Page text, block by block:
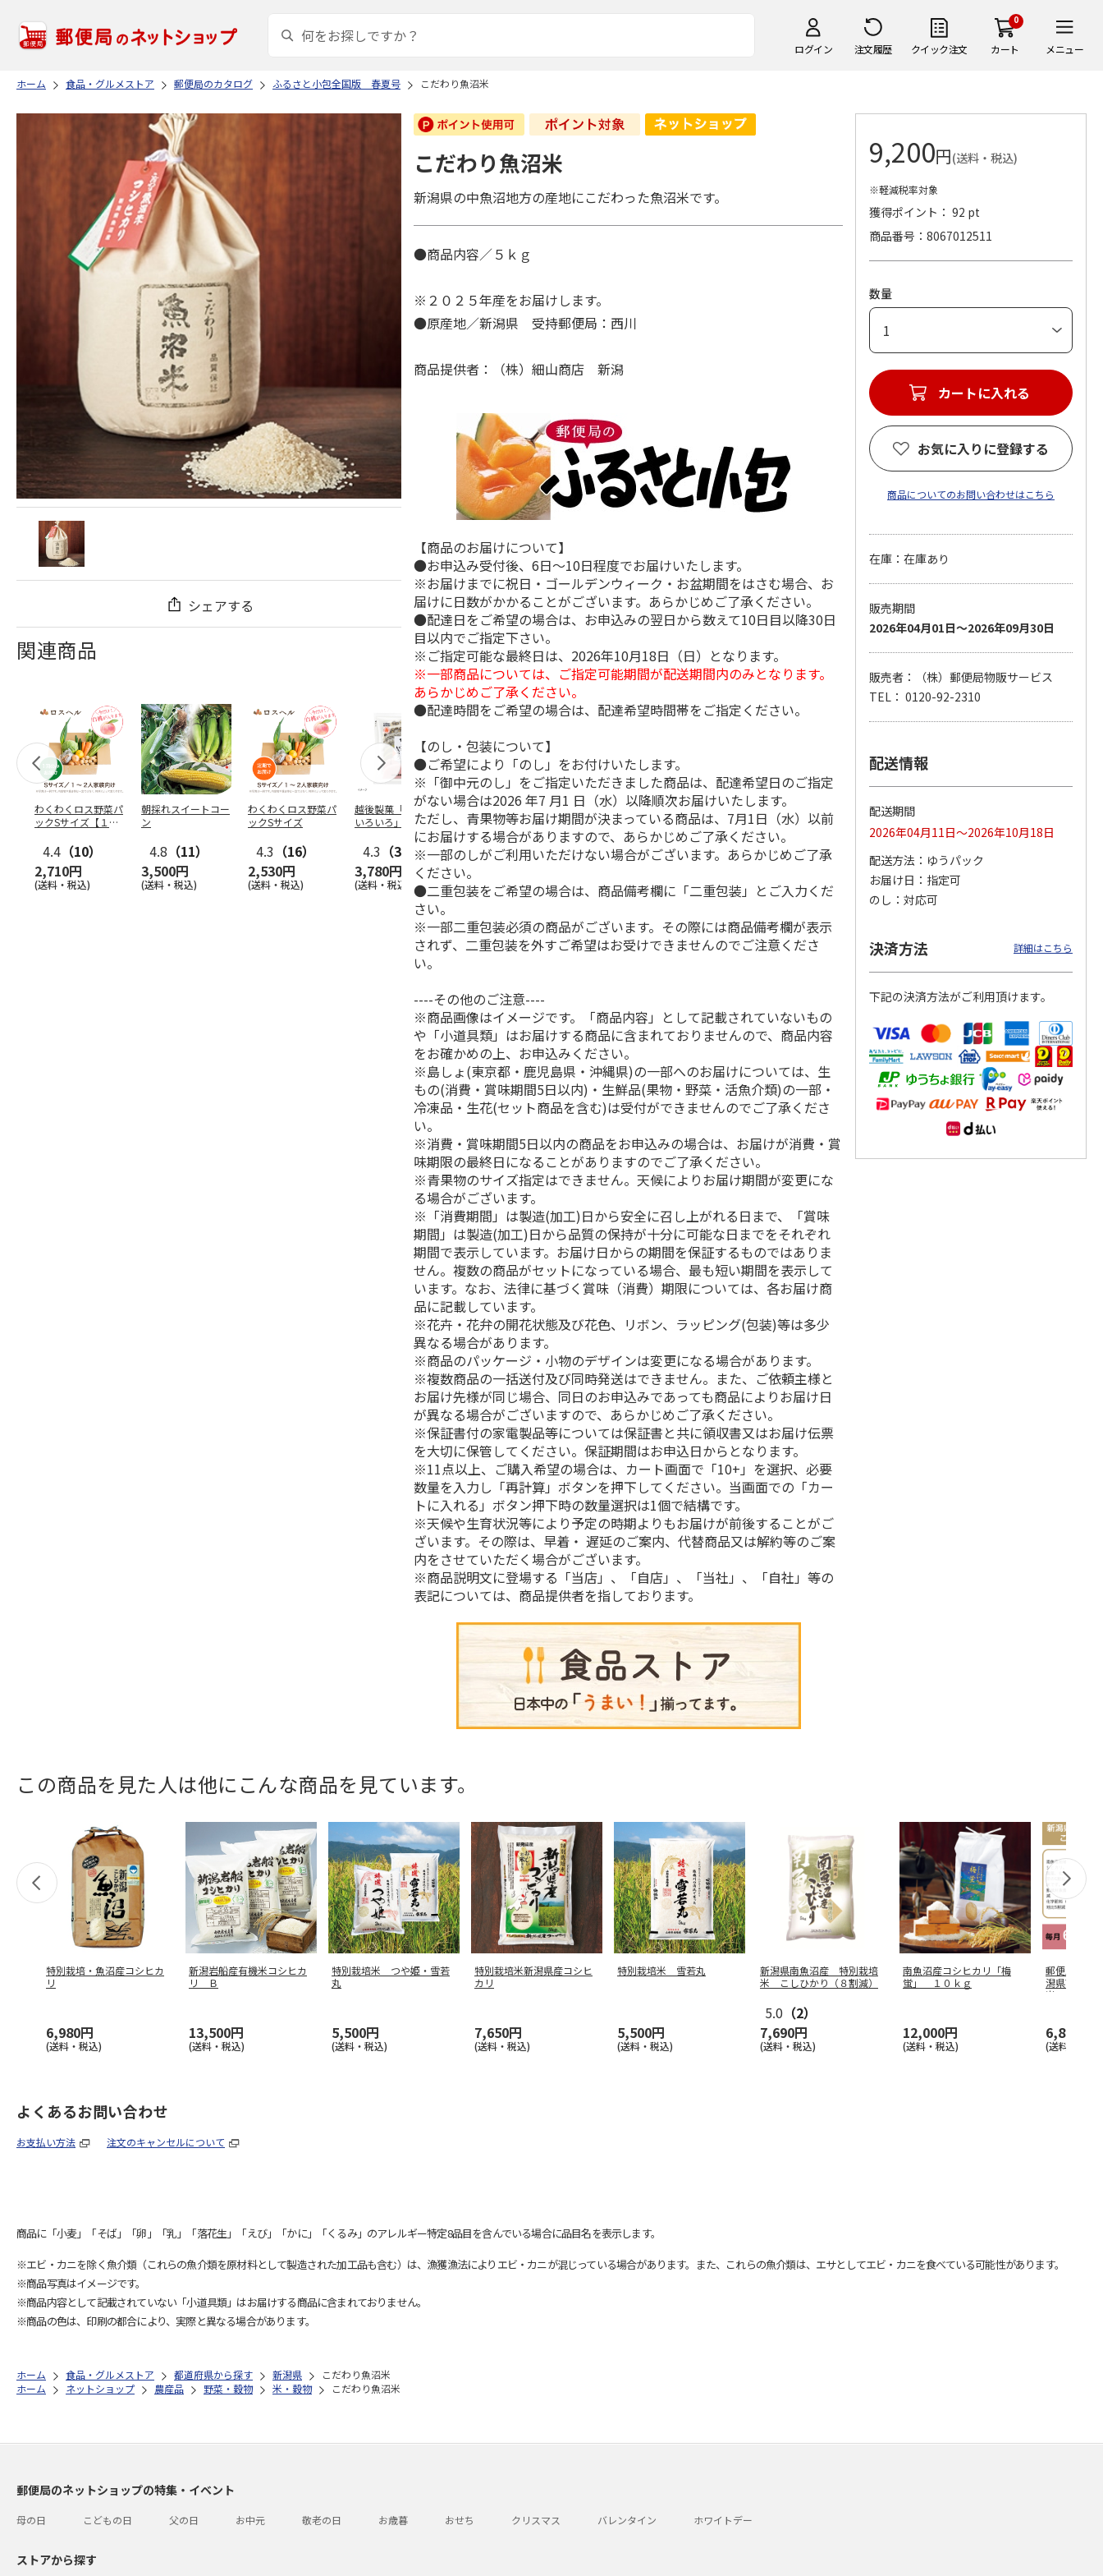
ログイン 注文履歴 クイック注文
0
カート メニュー
ホーム 食品・グルメストア 郵便局のカタログ ふるさと小包全国版 春夏号 こだわり魚沼米
シェアする
関連商品
わくわくロス野菜パ
ックSサイズ【１
4.4 （10）
2,710円
(送料・税込)
朝採れスイートコー
ン
4.8 （11）
3,500円
(送料・税込)
わくわくロス野菜パ
ックSサイズ
4.3 （16）
2,530円
(送料・税込)
越後製菓「かきもち
いろいろ」
4.3 （3）
3,780円
(送料・税込)
越後製菓「生一番き
なこ入り切り餅」
210g×12袋
4.5（2）
2,980円
(送料・税込)
越後製菓「よもぎも
ち きねつき」
450g×10袋
5.0（1）
(送料・税込)
ゴールドラッシュ＆
ピュアホワイト
(送料・税込)
わくわくロス野菜パ
ックMサイズ【１
3.3（3）
(送料・税込)
越後製菓「クッキン
袋
5.0
（1）
4,380円
(送料・税込)
こだわり魚沼米
新潟県の中魚沼地方の産地にこだわった魚沼米です。
●商品内容／５ｋｇ
※２０２５年産をお届けします。
●原産地／新潟県 受持郵便局：西川
商品提供者：（株）細山商店 新潟
【商品のお届けについて】
●お申込み受付後、6日～10日程度でお届けいたします。
※お届けまでに祝日・ゴールデンウィーク・お盆期間をはさむ場合、お
届けに日数がかかることがございます。あらかじめご了承ください。
●配達日をご希望の場合は、お申込みの翌日から数えて10日目以降30日
目以内でご指定下さい。
※ご指定可能な最終日は、2026年10月18日（日）となります。
※一部商品については、ご指定可能期間が配送期間内のみとなります。
あらかじめご了承ください。
●配達時間をご希望の場合は、配達希望時間帯をご指定ください。
【のし・包装について】
●ご希望により「のし」をお付けいたします。
※「御中元のし」をご指定いただきました商品は、配達希望日のご指定
がない場合は2026 年7 月1 日（水）以降順次お届けいたします。
ただし、青果物等お届け期間が決まっている商品は、7月1日（水）以前
にお届けする場合がありますので、あらかじめご了承ください。
※一部のしがご利用いただけない場合がございます。あらかじめご了承
ください。
●二重包装をご希望の場合は、商品備考欄に「二重包装」とご入力くだ
さい。
※一部二重包装必須の商品がございます。その際には商品備考欄が表示
されず、二重包装を外すご希望はお受けできませんのでご注意くださ
い。
----その他のご注意----
※商品画像はイメージです。「商品内容」として記載されていないもの
や「小道具類」はお届けする商品に含まれておりませんので、商品内容
をお確かめの上、お申込みください。
※島しょ(東京都・鹿児島県・沖縄県)の一部へのお届けについては、生
もの(消費・賞味期間5日以内)・生鮮品(果物・野菜・活魚介類)の一部・
冷凍品・生花(セット商品を含む)は受付ができませんのでご了承くださ
い。
※消費・賞味期間5日以内の商品をお申込みの場合は、お届けが消費・賞
味期限の最終日になることがありますのでご了承ください。
※青果物のサイズ指定はできません。天候によりお届け期間が変更にな
る場合がございます。
※「消費期間」は製造(加工)日から安全に召し上がれる日まで、「賞味
期間」は製造(加工)日から品質の保持が十分に可能な日までをそれぞれ
期間で表示しています。お届け日からの期間を保証するものではありま
せん。複数の商品がセットになっている場合、最も短い期間を表示して
います。なお、法律に基づく賞味（消費）期限については、各お届け商
品に記載しています。
※花卉・花弁の開花状態及び花色、リボン、ラッピング(包装)等は多少
異なる場合があります。
※商品のパッケージ・小物のデザインは変更になる場合があります。
※複数商品の一括送付及び同時発送はできません。また、ご依頼主様と
お届け先様が同じ場合、同日のお申込みであっても商品によりお届け日
が異なる場合がございますので、あらかじめご了承ください。
※保証書付の家電製品等については保証書と共に領収書又はお届け伝票
を大切に保管してください。保証期間はお申込日からとなります。
※11点以上、ご購入希望の場合は、カート画面で「10+」を選択、必要
数量を入力し「再計算」ボタンを押下してください。当画面での「カー
トに入れる」ボタン押下時の数量選択は1個で結構です。
※天候や生育状況等により予定の時期よりもお届けが前後することがご
ざいます。その際は、早着・ 遅延のご案内、代替商品又は解約等のご案
内をさせていただく場合がございます。
※商品説明文に登場する「当店」、「自店」、「当社」、「自社」等の
表記については、商品提供者を指しております。
9,200円(送料・税込)
※軽減税率対象
獲得ポイント： 92 pt
商品番号
8067012511
数量
カートに入れる
お気に入りに登録する
商品についてのお問い合わせはこちら
在庫：在庫あり
販売期間
2026年04月01日～2026年09月30日
販売者：（株）郵便局物販サービス
TEL： 0120-92-2310
配送情報
配送期間
2026年04月11日～2026年10月18日
配送方法
ゆうパック
お届け日
指定可
のし
対応可
決済方法 詳細はこちら
下記の決済方法がご利用頂けます。
この商品を見た人は他にこんな商品を見ています。
特別栽培・魚沼産コシヒカ
リ
6,980円
(送料・税込)
新潟岩船産有機米コシヒカ
リ Ｂ
13,500円
(送料・税込)
特別栽培米 つや姫・雪若
丸
5,500円
(送料・税込)
特別栽培米新潟県産コシヒ
カリ
7,650円
(送料・税込)
特別栽培米 雪若丸
5,500円
(送料・税込)
新潟県南魚沼産 特別栽培
米 こしひかり（８割減）
5.0 （2）
7,690円
(送料・税込)
南魚沼産コシヒカリ「梅
蛍」 １０ｋｇ
12,000円
(送料・税込)
郵便局のＷ
潟県南魚沼
米 こしひ
6,870円
(送料・税込)
よくあるお問い合わせ
お支払い方法 注文のキャンセルについて
商品に「小麦」「そば」「卵」「乳」「落花生」「えび」「かに」「くるみ」のアレルギー特定8品目を含んでいる場合に品目名を表示します。
※エビ・カニを除く魚介類（これらの魚介類を原材料として製造された加工品も含む）は、漁獲漁法によりエビ・カニが混じっている場合があります。また、これらの魚介類は、エサとしてエビ・カニを食べている可能性があります。
※商品写真はイメージです。
※商品内容として記載されていない「小道具類」はお届けする商品に含まれておりません。
※商品の色は、印刷の都合により、実際と異なる場合があります。
ホーム 食品・グルメストア 都道府県から探す 新潟県
こだわり魚沼米
ホーム
ネットショップ 農産品 野菜・穀物 米・穀物 こだわり魚沼米
郵便局のネットショップの特集・イベント
母の日 こどもの日 父の日 お中元 敬老の日 お歳暮 おせち クリスマス バレンタイン ホワイトデー
ストアから探す